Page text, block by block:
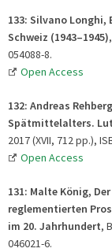
133: Silvano
Schweiz (1943–1945)
054088-8.
Open Access
132: Andreas
Spätmittelalters.
2017 (XVII, 712 pp.),
Open Access
131: Malte König,
reglementierten
im 20. Jahrhundert,
046021-6.